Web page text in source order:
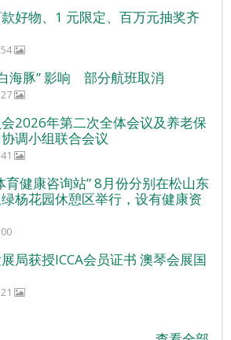
好物、1 元限定、百万元抽奖齐
海豚” 影响 部分航班取消
2026年第二次全体会议及养老保
调小组联合会议
育健康咨询站” 8月份分别在松山东
杨花园休憩区举行，设有健康资
局获授ICCA会员证书 澳琴会展国